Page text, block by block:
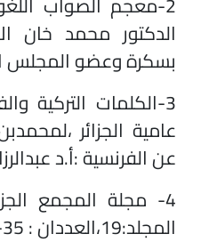
الدكتور محمد خان
بسكرة وعضو المجلس
3-الكلمات التركية
عامية الجزائر
عن الفرنسية :أ.د
4- مجلة المجمع
المجلد:19،العددان : 35-36.